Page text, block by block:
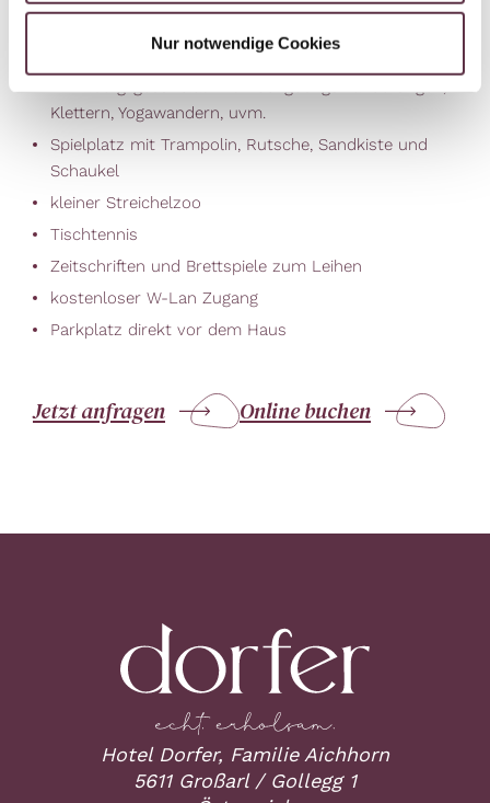
Nur notwendige Cookies
Klettern, Yogawandern, uvm.
Spielplatz mit Trampolin, Rutsche, Sandkiste und
Schaukel
kleiner Streichelzoo
Tischtennis
Zeitschriften und Brettspiele zum Leihen
kostenloser W-Lan Zugang
Parkplatz direkt vor dem Haus
Jetzt anfragen Online buchen
Hotel Dorfer, Familie Aichhorn
5611 Großarl / Gollegg 1